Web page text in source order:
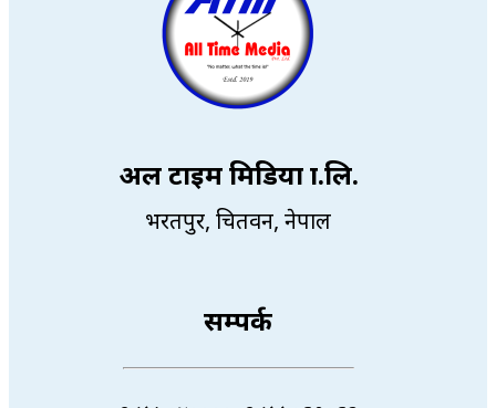
अल टाइम मिडिया प्रा.लि.
भरतपुर, चितवन, नेपाल
सम्पर्क